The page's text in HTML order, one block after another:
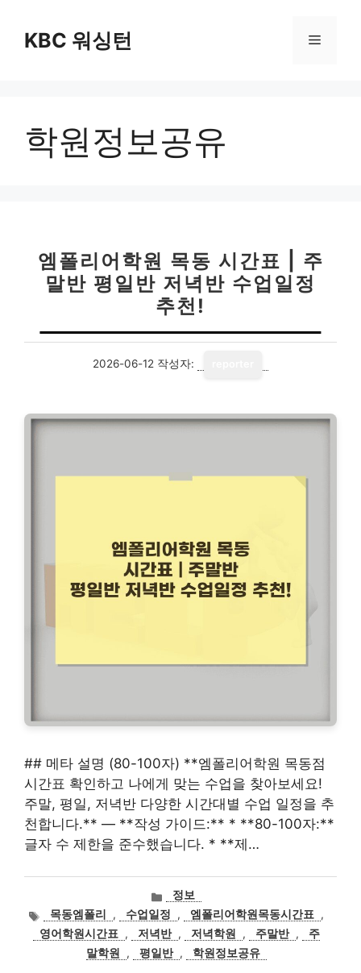
KBC 워싱턴 메
학원정보공유
엠폴리어학원 목동 시간표 | 주
말반 평일반 저녁반 수업일정
추천!
2026-06-12 작성자:
## 메타 설명 (80-100자) **엠폴리어학원 목동점
시간표 확인하고 나에게 맞는 수업을 찾아보세요!
주말, 평일, 저녁반 다양한 시간대별 수업 일정을 추
천합니다.** — **작성 가이드:** * **80-100자:**
글자 수 제한을 준수했습니다. * **제…
카
테
고
리
정보
태
그
목동엠폴리 , 수업일정 , 엠폴리어학원목동시간표
,
영어학원시간표
, 저녁반 , 저녁학원 , 주말반 ,
주
말학원
, 평일반 , 학원정보공유